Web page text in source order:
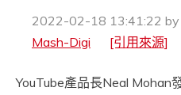
2022-02-18 13:41:22 by
Mash-Digi
[引用來源]
YouTube產品長Neal Mohan